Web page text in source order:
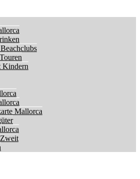
Kindern
Mallorca